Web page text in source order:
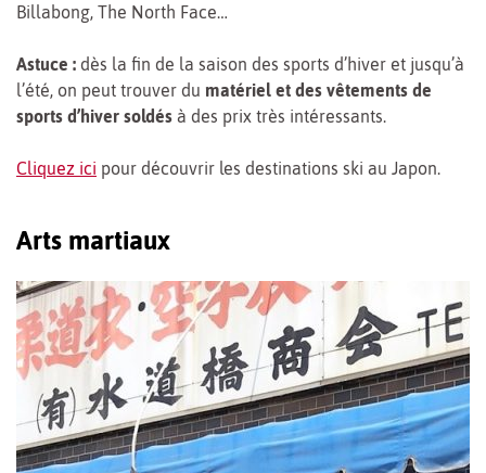
Billabong, The North Face…
Astuce : dès la fin de la saison des sports d’hiver et jusqu’à
l’été, on peut trouver du matériel et des vêtements de
sports d’hiver soldés à des prix très intéressants.
Cliquez ici pour découvrir les destinations ski au Japon.
Arts martiaux